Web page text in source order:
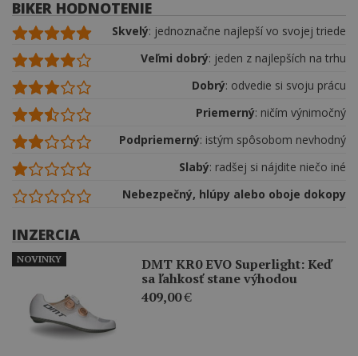
BIKER HODNOTENIE
Skvelý: jednoznačne najlepší vo svojej triede
Veľmi dobrý: jeden z najlepších na trhu
Dobrý: odvedie si svoju prácu
Priemerný: ničím výnimočný
Podpriemerný: istým spôsobom nevhodný
Slabý: radšej si nájdite niečo iné
Nebezpečný, hlúpy alebo oboje dokopy
INZERCIA
DMT KR0 EVO Superlight: Keď
sa ľahkosť stane výhodou
409,00€
NOVINKY